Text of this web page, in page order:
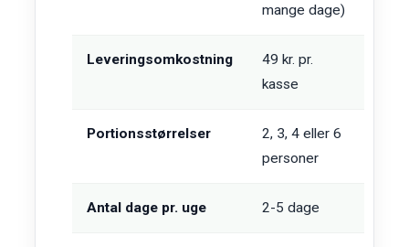
mange dage)
Leveringsomkostning
49 kr. pr.
kasse
Portionsstørrelser
2, 3, 4 eller 6
personer
Antal dage pr. uge 2-5 dage